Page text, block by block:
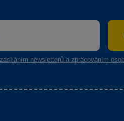
zasíláním newsletterů a zpracováním